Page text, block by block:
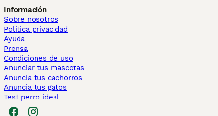
Información
Sobre nosotros
Politica privacidad
Ayuda
Prensa
Condiciones de uso
Anunciar tus mascotas
Anuncia tus cachorros
Anuncia tus gatos
Test perro ideal